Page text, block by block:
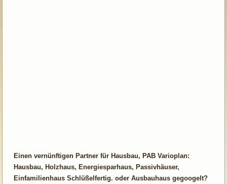
Einen vernünftigen Partner für Hausbau, PAB Varioplan:
Hausbau, Holzhaus, Energiesparhaus, Passivhäuser,
Einfamilienhaus Schlüßelfertig. oder Ausbauhaus gegoogelt?